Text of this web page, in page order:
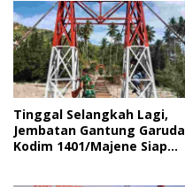
Tinggal Selangkah Lagi,
Jembatan Gantung Garuda
Kodim 1401/Majene Siap